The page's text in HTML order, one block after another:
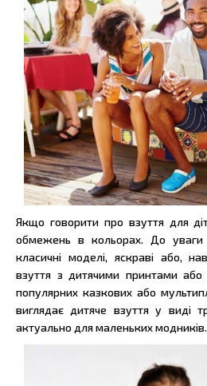
Якщо говорити про взуття для
обмежень в кольорах. До уваги
класичні моделі, яскраві або,
взуття з дитячими принтами
популярних казкових або
виглядає дитяче взуття у виді
актуально для маленьких модників.